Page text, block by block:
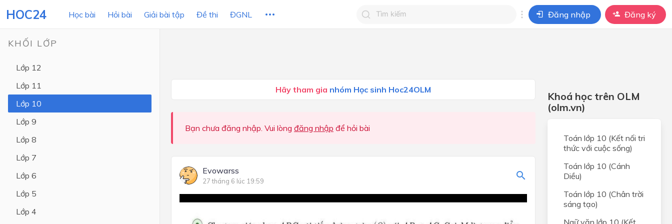
HOC24 Học bài Hỏi bài Giải bài tập Đề thi ĐGNL Đăng nhập Đăng ký
Lớp 12
Lớp 11
KHỐI LỚP
Lớp 12
Lớp 11
Lớp 10
Lớp 9
Lớp 8
Lớp 7
Lớp 6
Lớp 5
Lớp 4
Hãy tham gia nhóm Học sinh Hoc24OLM
Bạn chưa đăng nhập. Vui lòng đăng nhập để hỏi bài
Evowarss
27 tháng 6 lúc 19:59
Khoá học trên OLM
(olm.vn)
Toán lớp 10 (Kết nối tri
thức với cuộc sống)
Toán lớp 10 (Cánh
Diều)
Toán lớp 10 (Chân trời
sáng tạo)
Ngữ văn lớp 10 (Kết